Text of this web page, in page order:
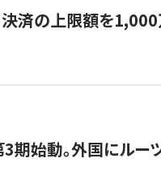
決済の上限額を
3期始動。外国にル